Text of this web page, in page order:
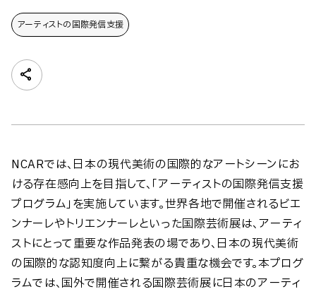
アーティストの​国際発信支援
NCARでは、日本の現代美術の国際的なアートシーンにお
ける存在感向上を目指して、「アーティストの国際発信支援
プログラム」を実施しています。世界各地で開催されるビエ
ンナーレやトリエンナーレといった国際芸術展は、アーティ
ストにとって重要な作品発表の場であり、日本の現代美術
の国際的な認知度向上に繋がる貴重な機会です。本プログ
ラムでは、国外で開催される国際芸術展に日本のアーティ